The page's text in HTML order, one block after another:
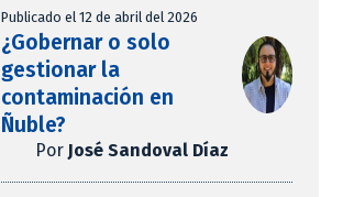
Publicado el 12 de abril del 2026
¿Gobernar o solo
gestionar la
contaminación en
Ñuble?
Por José Sandoval Díaz